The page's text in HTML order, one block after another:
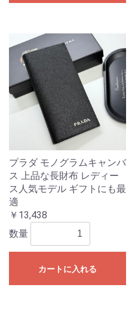
プラダ モノグラムキャンバ
ス 上品な長財布 レディー
ス人気モデル ギフトにも最
適
￥13,438
数量
カートに入れる